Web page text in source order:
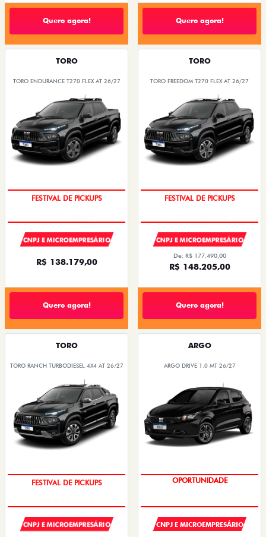
Quero agora! Quero agora!
TORO
TORO ENDURANCE T270 FLEX AT 26/27
FESTIVAL DE PICKUPS
CNPJ E MICROEMPRESÁRIO
R$ 138.179,00
Quero agora!
TORO
TORO FREEDOM T270 FLEX AT 26/27
FESTIVAL DE PICKUPS
CNPJ E MICROEMPRESÁRIO
De: R$ 177.490,00
R$ 148.205,00
Quero agora!
TORO
TORO RANCH TURBODIESEL 4X4 AT 26/27
FESTIVAL DE PICKUPS
CNPJ E MICROEMPRESÁRIO
ARGO
ARGO DRIVE 1.0 MT 26/27
OPORTUNIDADE
CNPJ E MICROEMPRESÁRIO